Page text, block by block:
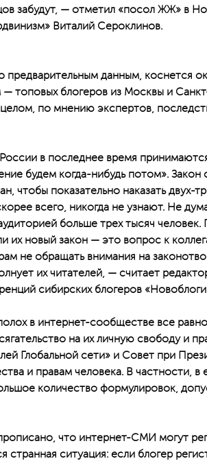
забудут, — отметил «посол ЖЖ» в
Виталий Сероклинов.
предварительным данным, коснется
топовых блогеров из Москвы и
по мнению экспертов,
в последнее время
будем когда-нибудь потом». Закон
чтобы показательно наказать двух-
всего, никогда не узнают. Не
больше трех тысяч
их новый закон — это вопрос к
не обращать внимания на
их читателей, — считает
сибирских блогеров
в интернет-сообществе все
на их личную свободу и
Глобальной сети» и Совет при
и правам человека. В частности, в
количество формулировок,
что интернет-СМИ могут
странная ситуация: если блогер